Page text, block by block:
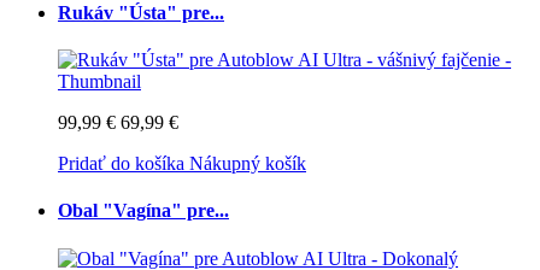
Rukáv "Ústa" pre...
99,99 € 69,99 €
Pridať do košíka Nákupný košík
Obal "Vagína" pre...